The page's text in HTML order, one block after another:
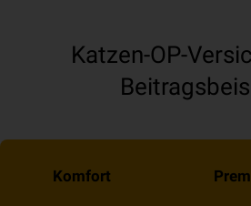
Katzen-OP-
Komfort